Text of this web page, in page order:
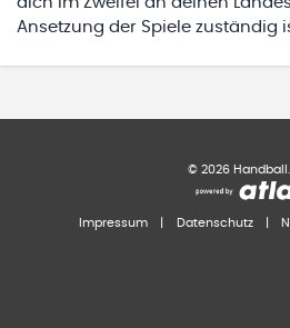
Ansetzung der Spiele zuständig
© 2026
Impressum Datenschutz